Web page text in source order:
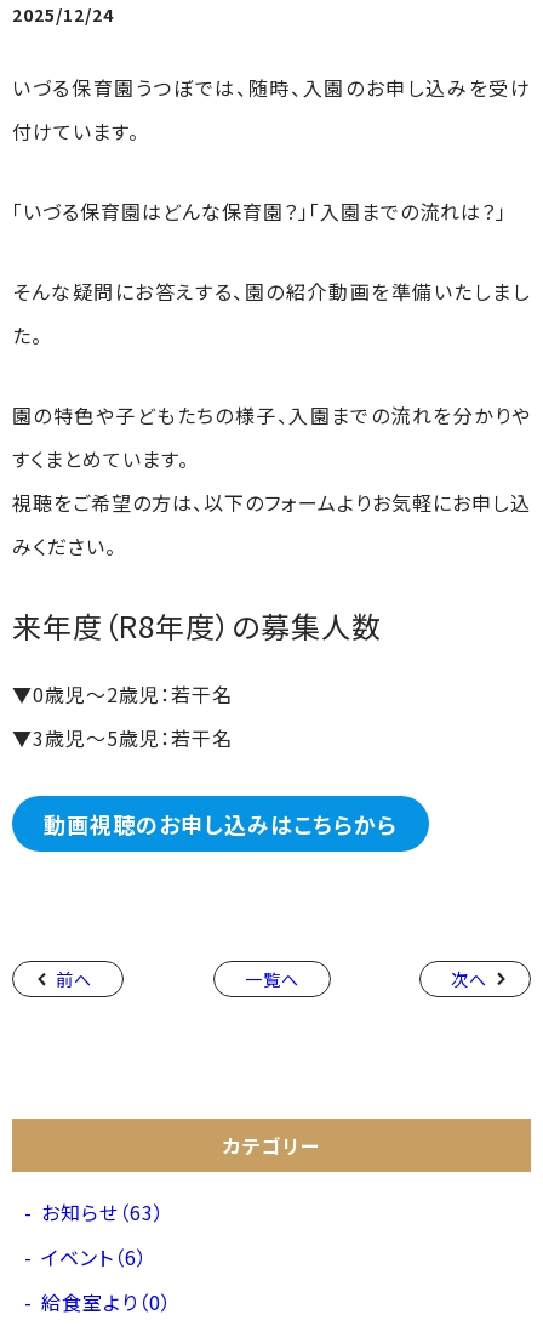
2025/12/24
いづる保育園うつぼでは、随時、入園のお申し込みを受け
付けています。
「いづる保育園はどんな保育園？」「入園までの流れは？」
そんな疑問にお答えする、園の紹介動画を準備いたしまし
た。
園の特色や子どもたちの様子、入園までの流れを分かりや
すくまとめています。
視聴をご希望の方は、以下のフォームよりお気軽にお申し込
みください。
来年度（R8年度）の募集人数
▼0歳児～2歳児：若干名
▼3歳児～5歳児：若干名
動画視聴のお申し込みはこちらから
前へ 一覧へ 次へ
カテゴリー
お知らせ（63）
イベント（6）
給食室より（0）